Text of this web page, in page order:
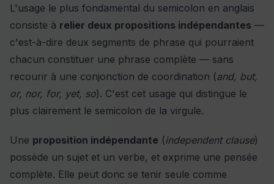
L'usage le plus fondamental du semicolon en anglais
consiste à relier deux propositions indépendantes —
c'est-à-dire deux segments de phrase qui pourraient
chacun constituer une phrase complète — sans
recourir à une conjonction de coordination (and, but,
or, nor, for, yet, so). C'est cet usage qui distingue le
plus clairement le semicolon de la virgule.
Une proposition indépendante (independent clause)
possède un sujet et un verbe, et exprime une pensée
complète. Elle peut donc se tenir seule comme